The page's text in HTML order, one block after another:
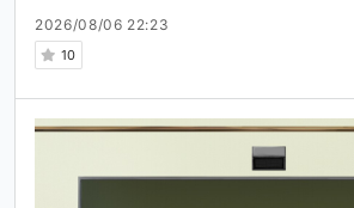
2026/08/06 22:23
10